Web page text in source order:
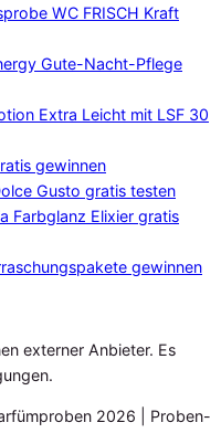
WC FRISCH Kraft
Gute-Nacht-Pflege
Extra Leicht mit LSF 30
gewinnen
Gusto gratis testen
Farbglanz Elixier gratis
gewinnen
externer Anbieter. Es
2026 | Proben-